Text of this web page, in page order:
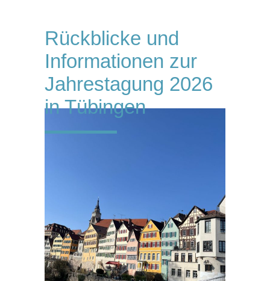
Rückblicke und
Informationen zur
Jahrestagung 2026
in Tübingen